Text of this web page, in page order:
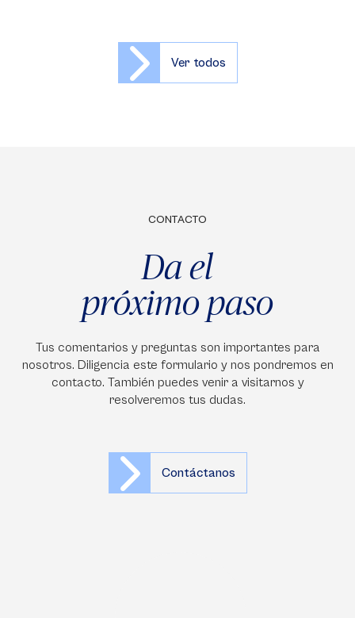
Ver todos
CONTACTO
Da el
próximo paso
Tus comentarios y preguntas son importantes para
nosotros. Diligencia este formulario y nos pondremos en
contacto. También puedes venir a visitarnos y
resolveremos tus dudas.
Contáctanos